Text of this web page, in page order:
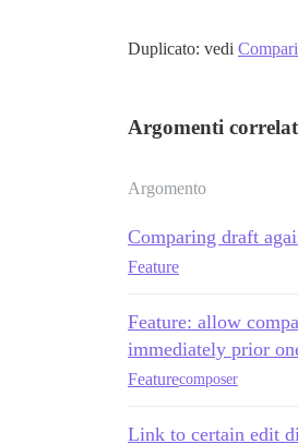
Duplicato: vedi
Argomenti
Argomento
Comparing draft
Feature
Feature: allow
immediately prior
Featurecomposer
Link to certain edit